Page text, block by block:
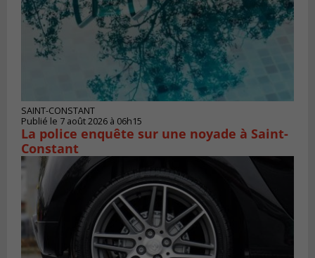
SAINT-CONSTANT
Publié le 7 août 2026 à 06h15
La police enquête sur une noyade à Saint-
Constant